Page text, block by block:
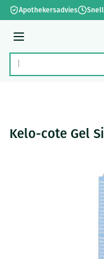
Ga naar de inhoud
Apothekersadvies
Menu
Product, merk,
Kelo-cote Gel